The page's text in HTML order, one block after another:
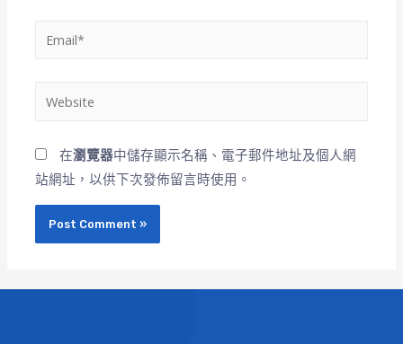
在瀏覽器中儲存顯示名稱、電子郵件地址及個人網
站網址，以供下次發佈留言時使用。